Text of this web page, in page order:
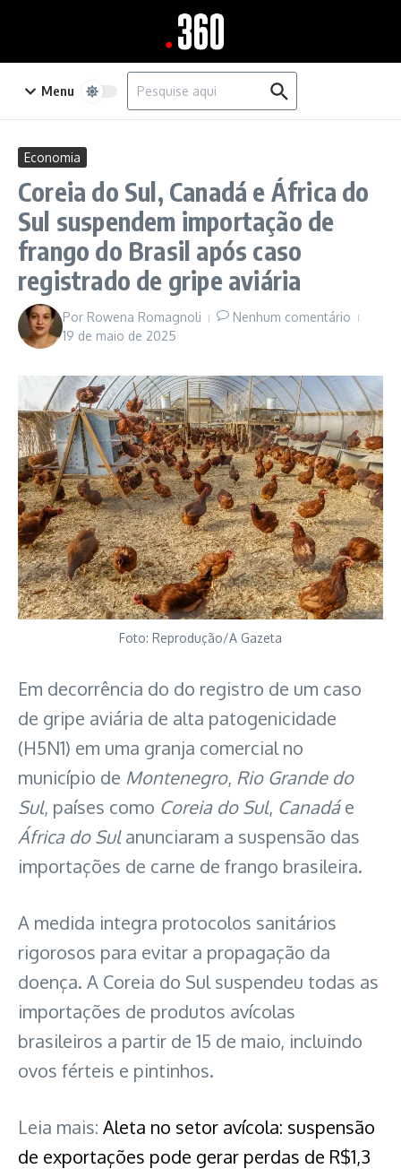
Menu
Procurar por:
Economia
Coreia do Sul, Canadá e África do
Sul suspendem importação de
frango do Brasil após caso
registrado de gripe aviária
Por Rowena Romagnoli
Nenhum comentário
19 de maio de 2025
Foto: Reprodução/A Gazeta
Em decorrência do do registro de um caso
de gripe aviária de alta patogenicidade
(H5N1) em uma granja comercial no
município de Montenegro, Rio Grande do
Sul, países como Coreia do Sul, Canadáe
África do Sulanunciaram a suspensão das
importações de carne de frango brasileira.
A medida integra protocolos sanitários
rigorosos para evitar a propagação da
doença. A Coreia do Sul suspendeu todas as
importações de produtos avícolas
brasileiros a partir de 15 de maio, incluindo
ovos férteis e pintinhos.
Leia mais: Aleta no setor avícola: suspensão
de exportações pode gerar perdas de R$1,3